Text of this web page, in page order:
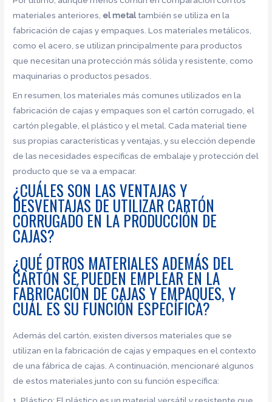
materiales anteriores, el metaltambién se utiliza en la
fabricación de cajas y empaques. Los materiales metálicos,
como el acero, se utilizan principalmente para productos
que necesitan una protección más sólida y resistente, como
maquinarias o productos pesados.
En resumen, los materiales más comunes utilizados en la
fabricación de cajas y empaques son el cartón corrugado, el
cartón plegable, el plástico y el metal. Cada material tiene
sus propias características y ventajas, y su elección depende
de las necesidades específicas de embalaje y protección del
producto que se va a empacar.
¿CUÁLES SON LAS VENTAJAS Y
DESVENTAJAS DE UTILIZAR CARTÓN
CORRUGADO EN LA PRODUCCIÓN DE
CAJAS?
¿QUÉ OTROS MATERIALES ADEMÁS DEL
CARTÓN SE PUEDEN EMPLEAR EN LA
FABRICACIÓN DE CAJAS Y EMPAQUES, Y
CUÁL ES SU FUNCIÓN ESPECÍFICA?
Además del cartón, existen diversos materiales que se
utilizan en la fabricación de cajas y empaques en el contexto
de una fábrica de cajas. A continuación, mencionaré algunos
de estos materiales junto con su función específica: